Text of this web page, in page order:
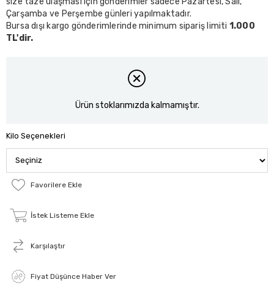
Çarşamba ve Perşembe günleri yapılmaktadır.
Bursa dışı kargo gönderimlerinde minimum sipariş limiti 1.000
TL'dir.
Ürün stoklarımızda kalmamıştır.
Kilo Seçenekleri
Favorilere Ekle
İstek Listeme Ekle
Karşılaştır
Fiyat Düşünce Haber Ver